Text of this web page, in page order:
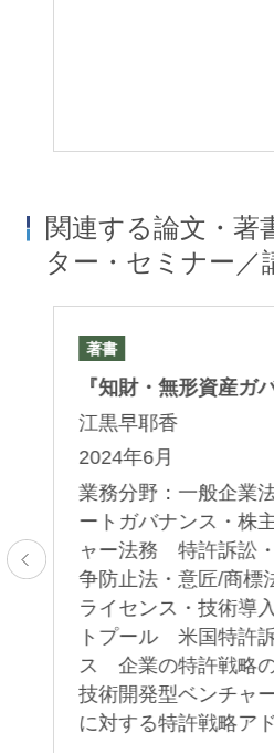
関連する論文・著
ター・セミナー／
著書
『知財・無形資産ガ
江黒早耶香
2024年6月
業務分野：一般企業
ートガバナンス・株
ャー法務 特許訴訟
争防止法・意匠/商
ライセンス・技術導
トプール 米国特許
ス 企業の特許戦略
技術開発型ベンチャ
に対する特許戦略ア